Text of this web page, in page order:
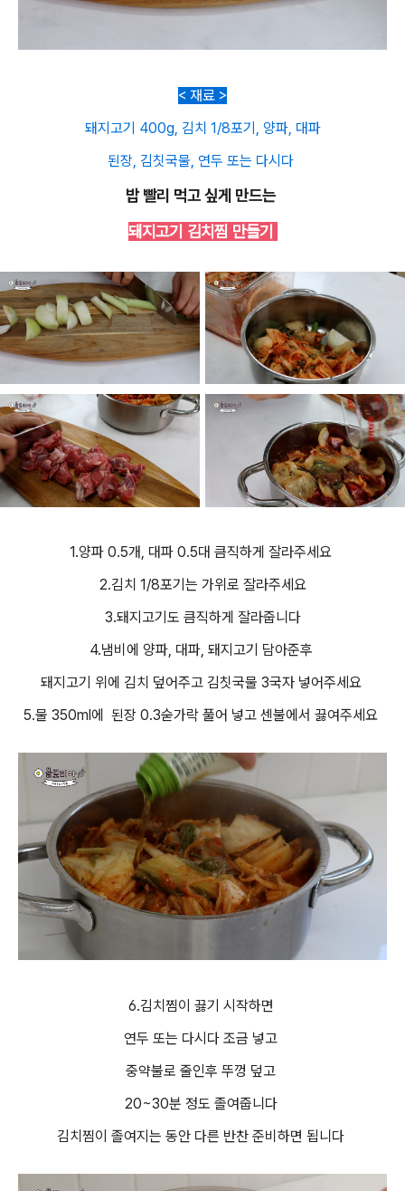
< 재료 >
돼지고기 400g, 김치 1/8포기, 양파, 대파
된장, 김칫국물, 연두 또는 다시다
밥 빨리 먹고 싶게 만드는
돼지고기 김치찜 만들기
1.양파 0.5개, 대파 0.5대 큼직하게 잘라주세요
2.김치 1/8포기는 가위로 잘라주세요
3.돼지고기도 큼직하게 잘라줍니다
4.냄비에 양파, 대파, 돼지고기 담아준후
돼지고기 위에 김치 덮어주고 김칫국물 3국자 넣어주세요
5.물 350ml에 된장 0.3숟가락 풀어 넣고 센불에서 끓여주세요
6.김치찜이 끓기 시작하면
연두 또는 다시다 조금 넣고
중약불로 줄인후 뚜껑 덮고
20~30분 정도 졸여줍니다
김치찜이 졸여지는 동안 다른 반찬 준비하면 됩니다